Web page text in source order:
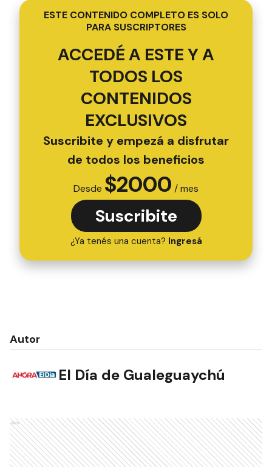
ESTE CONTENIDO COMPLETO ES SOLO
PARA SUSCRIPTORES
ACCEDÉ A ESTE Y A
TODOS LOS
CONTENIDOS
EXCLUSIVOS
Suscribite y empezá a disfrutar
de todos los beneficios
Desde $2000 / mes
Suscribite
¿Ya tenés una cuenta? Ingresá
Autor
El Día de Gualeguaychú
Ads